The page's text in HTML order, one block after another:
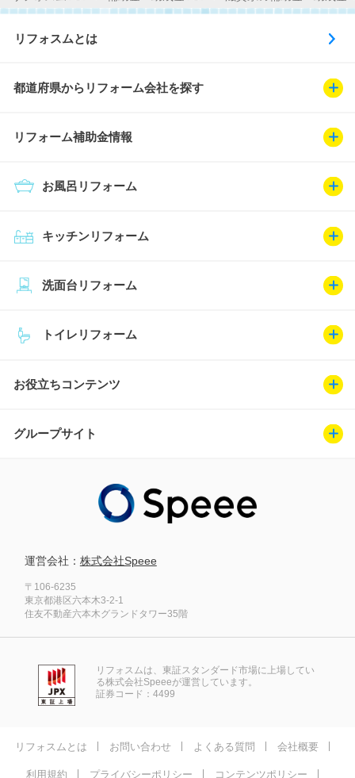
リフォスムとは
都道府県からリフォーム会社を探す
リフォーム補助金情報
キッチンリフォーム
お風呂リフォーム
トイレリフォーム
洗面台リフォーム
お役立ちコンテンツ
グループサイト
運営会社： 株式会社Speee
〒106-6235
東京都港区六本木3-2-1
住友不動産六本木グランドタワー35階
リフォスムは、東証スタンダード市場に上場してい
る株式会社Speeeが運営しています。
証券コード：4499
リフォスムとは お問い合わせ よくある質問 会社概要
利用規約 プライバシーポリシー コンテンツポリシー